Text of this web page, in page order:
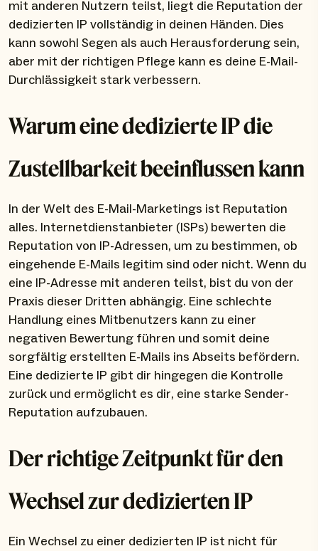
mit anderen Nutzern teilst, liegt die Reputation der
dedizierten IP vollständig in deinen Händen. Dies
kann sowohl Segen als auch Herausforderung sein,
aber mit der richtigen Pflege kann es deine E-Mail-
Durchlässigkeit stark verbessern.
Warum eine dedizierte IP die
Zustellbarkeit beeinflussen kann
In der Welt des E-Mail-Marketings ist Reputation
alles. Internetdienstanbieter (ISPs) bewerten die
Reputation von IP-Adressen, um zu bestimmen, ob
eingehende E-Mails legitim sind oder nicht. Wenn du
eine IP-Adresse mit anderen teilst, bist du von der
Praxis dieser Dritten abhängig. Eine schlechte
Handlung eines Mitbenutzers kann zu einer
negativen Bewertung führen und somit deine
sorgfältig erstellten E-Mails ins Abseits befördern.
Eine dedizierte IP gibt dir hingegen die Kontrolle
zurück und ermöglicht es dir, eine starke Sender-
Reputation aufzubauen.
Der richtige Zeitpunkt für den
Wechsel zur dedizierten IP
Ein Wechsel zu einer dedizierten IP ist nicht für